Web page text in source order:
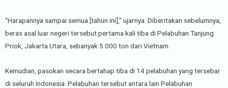
“Harapannya sampai semua [tahun ini],” ujarnya. Diberitakan sebelumnya,
beras asal luar negeri tersebut pertama kali tiba di Pelabuhan Tanjung
Priok, Jakarta Utara, sebanyak 5.000 ton dari Vietnam.
Kemudian, pasokan secara bertahap tiba di 14 pelabuhan yang tersebar
di seluruh Indonesia. Pelabuhan tersebut antara lain Pelabuhan